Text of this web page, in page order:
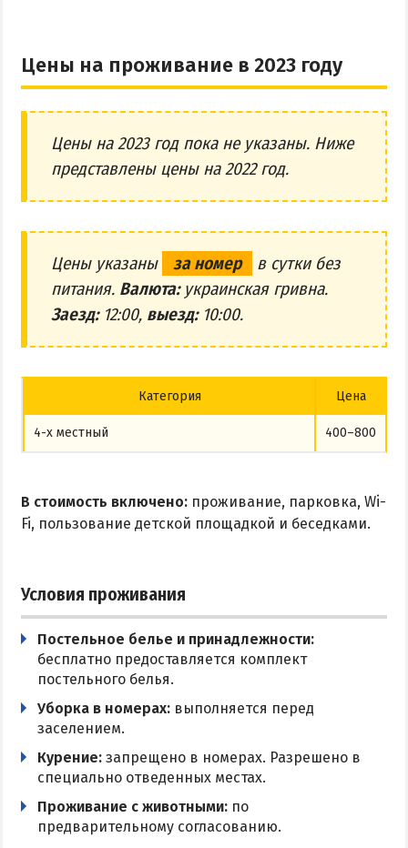
ЧЕРНОЕ МОРЕ
Затока
Каролино-Бугаз
Лазурное
СЛУЖБА БРОНИРОВАНИЯ
Цены на проживание в 2023 году
Цены на 2023 год пока не указаны. Ниже
представлены цены на 2022 год.
Цены указаны за номер
в сутки без
питания. Валюта:украинская гривна.
Заезд:12:00, выезд:10:00.
Категория Цена
4-х местный 400–800
В стоимость включено: проживание, парковка, Wi-
Fi, пользование детской площадкой и беседками.
Условия проживания
Постельное белье и принадлежности:
бесплатно предоставляется комплект
постельного белья.
Уборка в номерах: выполняется перед
заселением.
Курение: запрещено в номерах. Разрешено в
специально отведенных местах.
Проживание с животными: по
предварительному согласованию.